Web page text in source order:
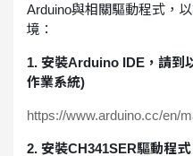
Arduino與相關驅動程式，
境：
1. 安裝Arduino IDE，請到
作業系統)
https://www.arduino.cc/en/
2. 安裝CH341SER驅動程